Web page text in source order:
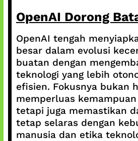
OpenAI Dorong
OpenAI tengah
besar dalam evolusi
buatan dengan
teknologi yang lebih
efisien. Fokusnya bukan
memperluas
tetapi juga memastikan
tetap selaras dengan
manusia dan etika